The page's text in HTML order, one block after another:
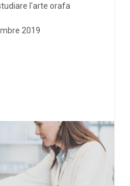
l'arte orafa
2019